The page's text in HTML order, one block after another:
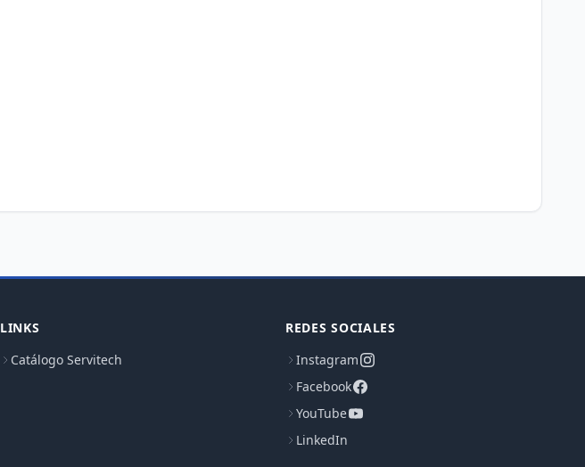
LINKS
Catálogo Servitech
REDES SOCIALES
Instagram
Facebook
YouTube
LinkedIn